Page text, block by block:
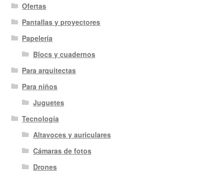
Ofertas
Pantallas y proyectores
Papelería
Blocs y cuadernos
Para arquitectas
Para niños
Juguetes
Tecnología
Altavoces y auriculares
Cámaras de fotos
Drones